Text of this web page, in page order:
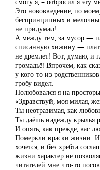
Это нововведение, по
беспринципных и
не придумал!
А между тем, за мусор —
списанную хижину —
не дремлет! Вот, думаю, и
громадьё! Впрочем, как
у кого-то из
гробу видел.
Полюбовался я на
«Здравствуй, моя милая,
Ты неотразимая, как
Ты даёшь надежду крылья
И опять, как прежде, вас
Померкли краски жизни.
хочется, и без хребта
жизни характер не
читателей мне что-то